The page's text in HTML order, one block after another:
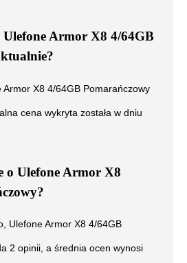
Ulefone Armor X8 4/64GB
Armor X8 4/64GB Pomarańczowy
cena wykryta została w dniu
o Ulefone Armor X8
?
Ulefone Armor X8 4/64GB
2 opinii, a średnia ocen wynosi